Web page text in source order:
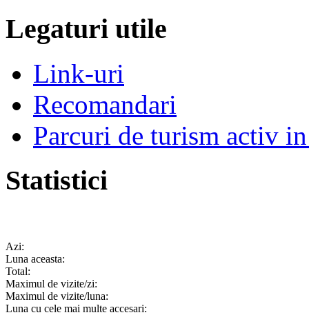
Legaturi utile
Link-uri
Recomandari
Parcuri de turism activ
Statistici
Azi:
Luna aceasta:
Total:
Maximul de vizite/zi:
Maximul de vizite/luna:
Luna cu cele mai multe accesari: